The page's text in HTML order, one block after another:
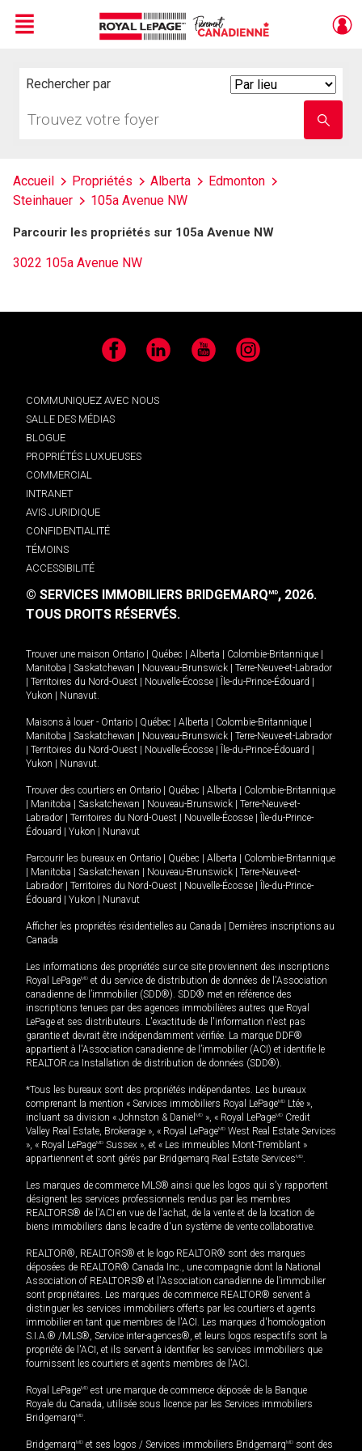
Menu
Rechercher par
votre
nom
Accueil Propriétés Alberta
Edmonton
Steinhauer
105a Avenue NW
Parcourir les propriétés sur 105a Avenue NW
3022 105a Avenue NW
Facebook LinkedIn YouTube Instagram
COMMUNIQUEZ AVEC NOUS
SALLE DES MÉDIAS
BLOGUE
PROPRIÉTÉS LUXUEUSES
COMMERCIAL
INTRANET
AVIS JURIDIQUE
CONFIDENTIALITÉ
TÉMOINS
ACCESSIBILITÉ
© SERVICES IMMOBILIERS BRIDGEMARQMD, 2026.
TOUS DROITS RÉSERVÉS.
Trouver une maison Ontario Québec Alberta Colombie-Britannique
Manitoba
Saskatchewan Nouveau-Brunswick
Terre-Neuve-et-Labrador
Territoires du Nord-Ouest Nouvelle-Écosse Île-du-Prince-Édouard
Yukon
Nunavut.
Maisons à louer - Ontario Québec Alberta Colombie-Britannique
Manitoba
Saskatchewan Nouveau-Brunswick
Terre-Neuve-et-Labrador
Territoires du Nord-Ouest Nouvelle-Écosse Île-du-Prince-Édouard
Yukon
Nunavut.
Trouver des courtiers en Ontario Québec Alberta
Colombie-Britannique
Manitoba Saskatchewan Nouveau-Brunswick
Terre-Neuve-et-
Labrador
Territoires du Nord-Ouest Nouvelle-Écosse
Île-du-Prince-
Édouard
Yukon Nunavut
Parcourir les bureaux en Ontario Québec Alberta
Colombie-Britannique
Manitoba Saskatchewan Nouveau-Brunswick
Terre-Neuve-et-
Labrador
Territoires du Nord-Ouest Nouvelle-Écosse
Île-du-Prince-
Édouard
Yukon Nunavut
Afficher les propriétés résidentielles au Canada
Dernières inscriptions au
Canada
Les informations des propriétés sur ce site proviennent des inscriptions
Royal LePageMD et du service de distribution de données de l'Association
canadienne de l’immobilier (SDD®). SDD® met en référence des
inscriptions tenues par des agences immobilières autres que Royal
LePage et ses distributeurs. L'exactitude de l'information n'est pas
garantie et devrait être indépendamment vérifiée. La marque DDF®
appartient à l'Association canadienne de l’immobilier (ACI) et identifie le
REALTOR.ca Installation de distribution de données (SDD®).
*Tous les bureaux sont des propriétés indépendantes. Les bureaux
comprenant la mention « Services immobiliers Royal LePageMD Ltée »,
incluant sa division « Johnston & Daniel MD », « Royal LePageMD Credit
Valley Real Estate, Brokerage », « Royal LePageMD West Real Estate Services
», « Royal LePageMD Sussex », et « Les immeubles Mont-Tremblant »
appartiennent et sont gérés par Bridgemarq Real Estate ServicesMD.
Les marques de commerce MLS® ainsi que les logos qui s'y rapportent
désignent les services professionnels rendus par les membres
REALTORS® de l'ACI en vue de l'achat, de la vente et de la location de
biens immobiliers dans le cadre d'un système de vente collaborative.
REALTOR®, REALTORS® et le logo REALTOR® sont des marques
déposées de REALTOR® Canada Inc., une compagnie dont la National
Association of REALTORS® et l'Association canadienne de l’immobilier
sont propriétaires. Les marques de commerce REALTOR® servent à
distinguer les services immobiliers offerts par les courtiers et agents
immobilier en tant que membres de l'ACI. Les marques d'homologation
S.I.A.® /MLS®, Service inter-agences®, et leurs logos respectifs sont la
propriété de l'ACI, et ils servent à identifier les services immobiliers que
fournissent les courtiers et agents membres de l'ACI.
Royal LePageMD est une marque de commerce déposée de la Banque
Royale du Canada, utilisée sous licence par les Services immobiliers
BridgemarqMD.
BridgemarqMD et ses logos / Services immobiliers BridgemarqMD sont des